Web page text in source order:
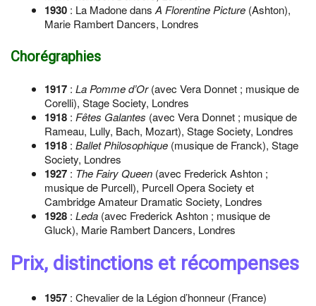
1930 : La Madone dans A Florentine Picture (Ashton),
Marie Rambert Dancers, Londres
Chorégraphies
1917 : La Pomme d’Or(avec Vera Donnet ; musique de
Corelli), Stage Society, Londres
1918 : Fêtes Galantes (avec Vera Donnet ; musique de
Rameau, Lully, Bach, Mozart), Stage Society, Londres
1918 : Ballet Philosophique (musique de Franck), Stage
Society, Londres
1927 : The Fairy Queen (avec Frederick Ashton ;
musique de Purcell), Purcell Opera Society et
Cambridge Amateur Dramatic Society, Londres
1928 : Leda (avec Frederick Ashton ; musique de
Gluck), Marie Rambert Dancers, Londres
Prix, distinctions et récompenses
1957 : Chevalier de la Légion d’honneur (France)